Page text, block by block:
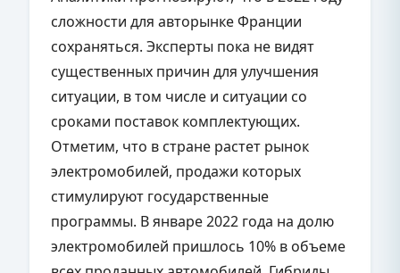
сложности для авторынке Франции
сохраняться. Эксперты пока не видят
существенных причин для улучшения
ситуации, в том числе и ситуации со
сроками поставок комплектующих.
Отметим, что в стране растет рынок
электромобилей, продажи которых
стимулируют государственные
программы. В январе 2022 года на долю
электромобилей пришлось 10% в объеме